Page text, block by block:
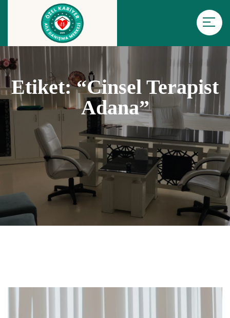
Etiket:“cinsel Terapist
Adana”